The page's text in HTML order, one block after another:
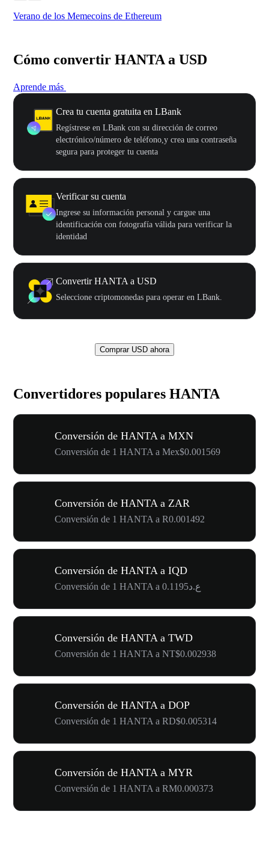
Verano de los Memecoins de Ethereum
Cómo convertir HANTA a USD
Aprende más
Crea tu cuenta gratuita en LBank
Regístrese en LBank con su dirección de correo
electrónico/número de teléfono,y crea una contraseña
segura para proteger tu cuenta
Verificar su cuenta
Ingrese su información personal y cargue una
identificación con fotografía válida para verificar la
identidad
Convertir HANTA a USD
Seleccione criptomonedas para operar en LBank.
Comprar USD ahora
Convertidores populares HANTA
Conversión de HANTA a MXN
Conversión de 1 HANTA a Mex$0.001569
Conversión de HANTA a ZAR
Conversión de 1 HANTA a R0.001492
Conversión de HANTA a IQD
Conversión de 1 HANTA a ع.د0.1195
Conversión de HANTA a TWD
Conversión de 1 HANTA a NT$0.002938
Conversión de HANTA a DOP
Conversión de 1 HANTA a RD$0.005314
Conversión de HANTA a MYR
Conversión de 1 HANTA a RM0.000373